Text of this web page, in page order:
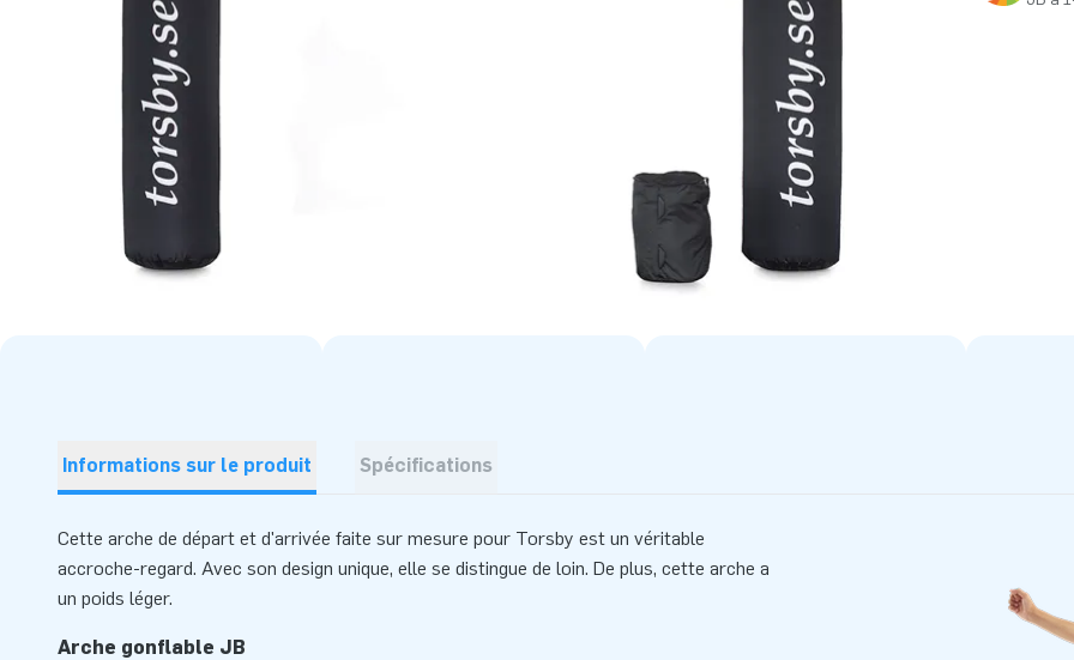
Informations sur le produit Spécifications
Cette arche de départ et d'arrivée faite sur mesure pour Torsby est un véritable
accroche-regard. Avec son design unique, elle se distingue de loin. De plus, cette arche a
un poids léger.
Arche gonflable JB